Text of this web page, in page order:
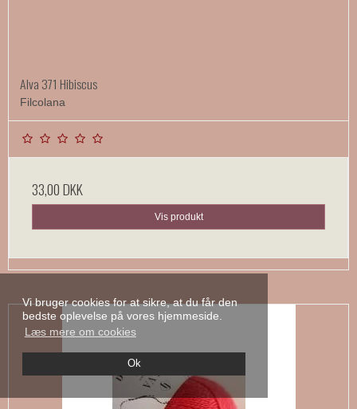
Vi bruger cookies for at sikre, at du får den
bedste oplevelse på vores hjemmeside.
Læs mere om cookies
Ok
Alva 371 Hibiscus
Filcolana
33,00 DKK
Vis produkt